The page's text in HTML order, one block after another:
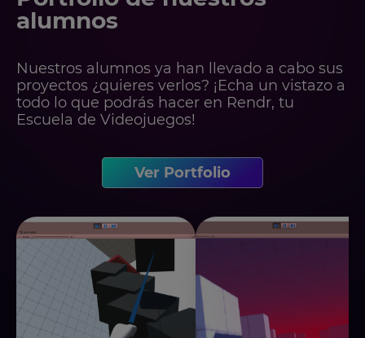
alumnos
Nuestros alumnos ya han llevado a cabo sus
proyectos ¿quieres verlos? ¡Echa un vistazo a
todo lo que podrás hacer en Rendr, tu
Escuela de Videojuegos!
Ver Portfolio